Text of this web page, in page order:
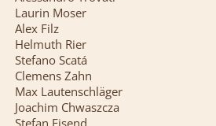
Laurin Moser
Alex Filz
Helmuth Rier
Stefano Scatá
Clemens Zahn
Max Lautenschläger
Joachim Chwaszcza
Stefan Eisend